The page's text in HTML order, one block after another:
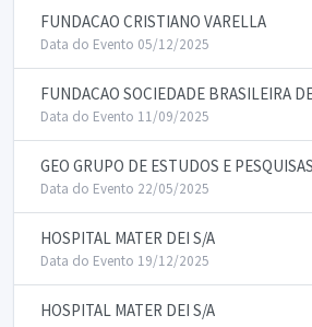
FUNDACAO CRISTIANO VARELLA
Data do Evento 05/12/2025
FUNDACAO SOCIEDADE BRASILEIRA
Data do Evento 11/09/2025
GEO GRUPO DE ESTUDOS E
Data do Evento 22/05/2025
HOSPITAL MATER DEI S/A
Data do Evento 19/12/2025
HOSPITAL MATER DEI S/A